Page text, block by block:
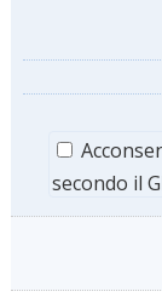
secondo il